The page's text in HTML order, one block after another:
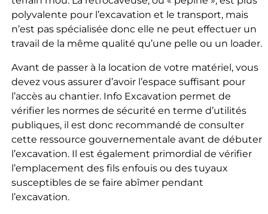
polyvalente pour l’excavation et le transport, mais
n’est pas spécialisée donc elle ne peut effectuer un
travail de la même qualité qu’une pelle ou un loader.
Avant de passer à la location de votre matériel, vous
devez vous assurer d’avoir l’espace suffisant pour
l’accès au chantier. Info Excavation permet de
vérifier les normes de sécurité en terme d’utilités
publiques, il est donc recommandé de consulter
cette ressource gouvernementale avant de débuter
l’excavation. Il est également primordial de vérifier
l’emplacement des fils enfouis ou des tuyaux
susceptibles de se faire abîmer pendant
l’excavation.